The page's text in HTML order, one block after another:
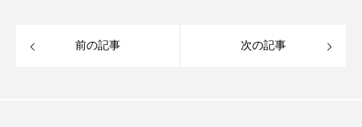
前の記事 次の記事